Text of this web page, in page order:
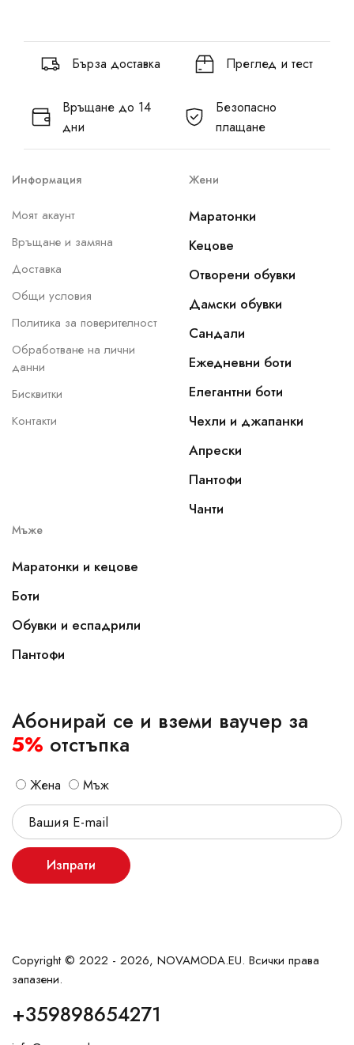
Бърза доставка Преглед и тест
Връщане до 14
дни
Безопасно
плащане
Информация
Моят акаунт
Връщане и замяна
Доставка
Общи условия
Политика за поверителност
Обработване на лични
данни
Бисквитки
Контакти
Жени
Маратонки
Кецове
Отворени обувки
Дамски обувки
Сандали
Ежедневни боти
Елегантни боти
Чехли и джапанки
Апрески
Пантофи
Чанти
Мъже
Маратонки и кецове
Боти
Обувки и еспадрили
Пантофи
Абонирай се и вземи ваучер за
5% отстъпка
Жена Мъж
Изпрати
Copyright © 2022 - 2026, NOVAMODA.EU. Всички права
запазени.
+359898654271